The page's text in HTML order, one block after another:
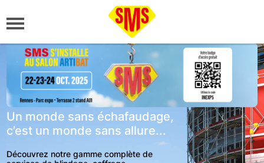
Un monde sans échafaudage,
c’est un monde sans allure...
Découvrez notre gamme complète de